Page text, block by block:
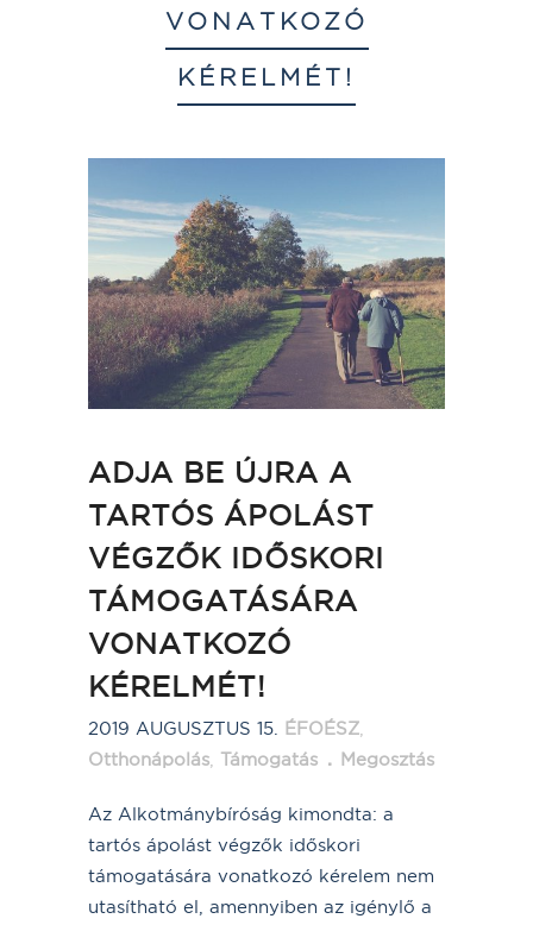
VONATKOZÓ
KÉRELMÉT!
ADJA BE ÚJRA A
TARTÓS ÁPOLÁST
VÉGZŐK IDŐSKORI
TÁMOGATÁSÁRA
VONATKOZÓ
KÉRELMÉT!
2019 AUGUSZTUS 15. ÉFOÉSZ,
Otthonápolás, Támogatás Megosztás
Az Alkotmánybíróság kimondta: a
tartós ápolást végzők időskori
támogatására vonatkozó kérelem nem
utasítható el, amennyiben az igénylő a